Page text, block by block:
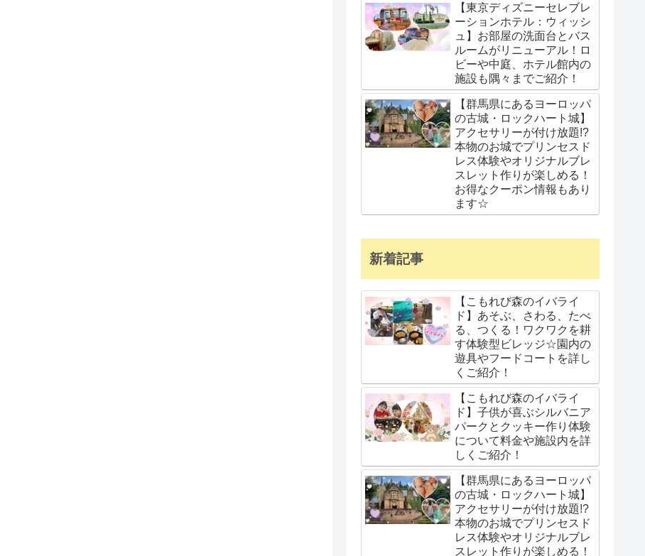
【東京ディズニーセレブレ
ーションホテル：ウィッシ
ュ】お部屋の洗面台とバス
ルームがリニューアル！ロ
ビーや中庭、ホテル館内の
施設も隅々までご紹介！
【群馬県にあるヨーロッパ
の古城・ロックハート城】
アクセサリーが付け放題!?
本物のお城でプリンセスド
レス体験やオリジナルブレ
スレット作りが楽しめる！
お得なクーポン情報もあり
ます☆
新着記事
【こもれび森のイバライ
ド】あそぶ、さわる、たべ
る、つくる！ワクワクを耕
す体験型ビレッジ☆園内の
遊具やフードコートを詳し
くご紹介！
【こもれび森のイバライ
ド】子供が喜ぶシルバニア
パークとクッキー作り体験
について料金や施設内を詳
しくご紹介！
【群馬県にあるヨーロッパ
の古城・ロックハート城】
アクセサリーが付け放題!?
本物のお城でプリンセスド
レス体験やオリジナルブレ
スレット作りが楽しめる！